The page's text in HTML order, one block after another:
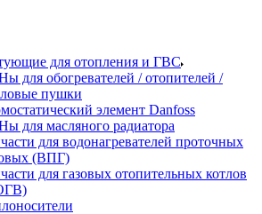
для отопления и ГВС
для обогревателей / отопителей /
пушки
элемент Danfoss
для масляного радиатора
для водонагревателей проточных
(ВПГ)
для газовых отопительных котлов